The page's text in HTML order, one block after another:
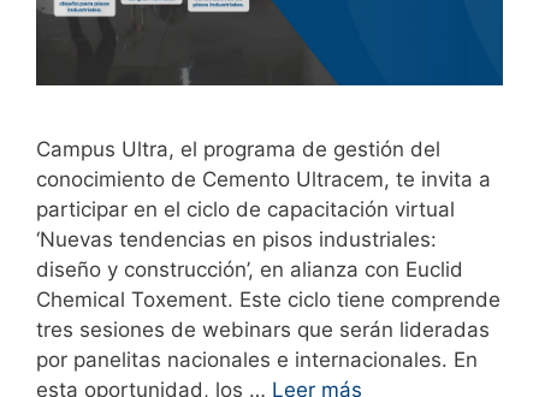
Campus Ultra, el programa de gestión del
conocimiento de Cemento Ultracem, te invita a
participar en el ciclo de capacitación virtual
‘Nuevas tendencias en pisos industriales:
diseño y construcción’, en alianza con Euclid
Chemical Toxement. Este ciclo tiene comprende
tres sesiones de webinars que serán lideradas
por panelitas nacionales e internacionales. En
esta oportunidad, los … Leer más